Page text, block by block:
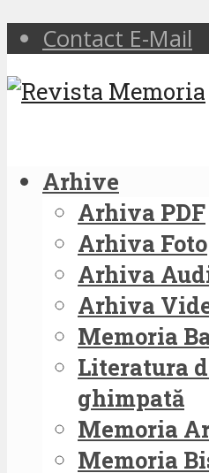
Contact E-Mail
Arhive
Arhiva PDF
Arhiva Foto
Arhiva
Arhiva
Memoria
Literatura
ghimpată
Memoria
Memoria